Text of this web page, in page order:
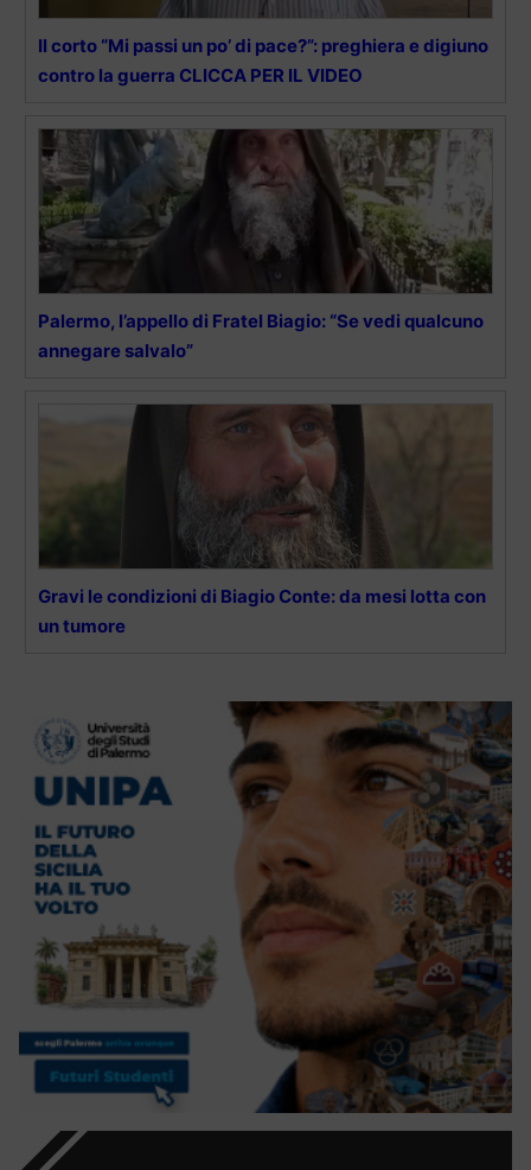
Il corto “Mi passi un po’ di pace?”: preghiera e digiuno
contro la guerra CLICCA PER IL VIDEO
Palermo, l’appello di Fratel Biagio: “Se vedi qualcuno
annegare salvalo”
Gravi le condizioni di Biagio Conte: da mesi lotta con
un tumore